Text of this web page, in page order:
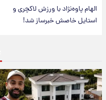
الهام پاوه‌نژاد با ورزش لاکچری و
استایل خاصش خبرساز شد!